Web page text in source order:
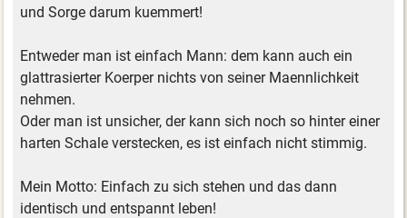
und Sorge darum kuemmert!
Entweder man ist einfach Mann: dem kann auch ein
glattrasierter Koerper nichts von seiner Maennlichkeit
nehmen.
Oder man ist unsicher, der kann sich noch so hinter einer
harten Schale verstecken, es ist einfach nicht stimmig.
Mein Motto: Einfach zu sich stehen und das dann
identisch und entspannt leben!